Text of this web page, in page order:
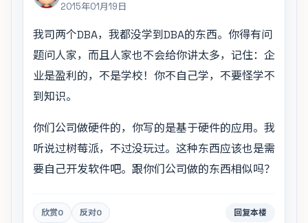
2015年01月19日
我司两个DBA，我都没学到DBA的东西。你得有问
题问人家，而且人家也不会给你讲太多，记住：企
业是盈利的，不是学校！你不自己学，不要怪学不
到知识。
你们公司做硬件的，你写的是基于硬件的应用。我
听说过树莓派，不过没玩过。这种东西应该也是需
要自己开发软件吧。跟你们公司做的东西相似吗？
欣赏0 反对0 回复本楼